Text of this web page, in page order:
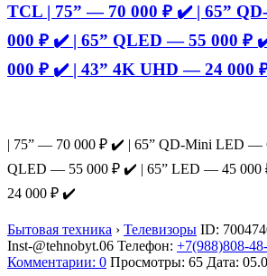
TCL | 75” — 70 000 ₽ ✔️ | 65”
000 ₽ ✔️ | 65” QLED — 55 000 ₽
000 ₽ ✔️ | 43” 4K UHD — 24 000
| 75” — 70 000 ₽ ✔️ | 65” QD-Mini LED —
QLED — 55 000 ₽ ✔️ | 65” LED — 45
24 000 ₽ ✔️
Бытовая техника › Телевизоры ID:
Inst-@tehnobyt.06 Телефон: +7(988)808-
Комментарии: 0 Просмотры: 65 Дата: